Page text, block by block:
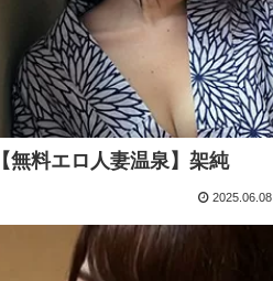
【無料エロ人妻温泉】架純
2025.06.08